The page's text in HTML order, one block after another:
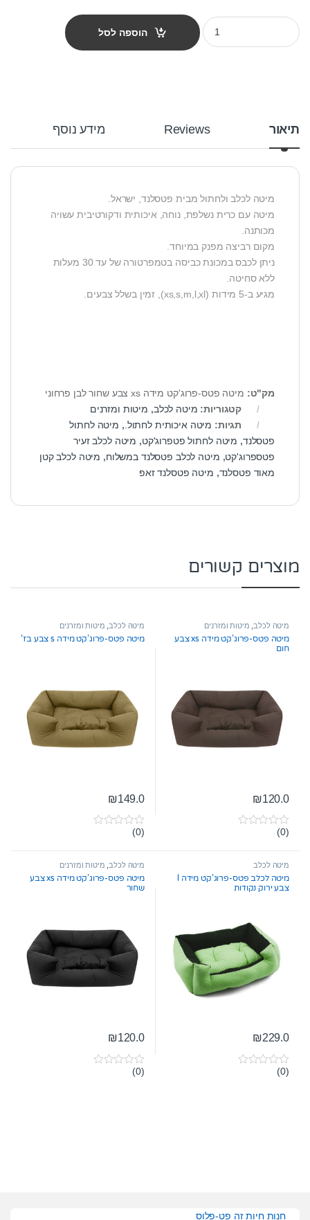
מיטה פטס-פרוג'קט מידה xs צבע שחור לבן פרחוני quantity
הוספה לסל
תיאור Reviews מידע נוסף
מיטה לכלב ולחתול מבית פטסלנד, ישראל.
מיטה עם כרית נשלפת, נוחה, איכותית ודקורטיבית עשויה
מכותנה.
מקום רביצה מפנק במיוחד.
ניתן לכבס במכונת כביסה בטמפרטורה של עד 30 מעלות
ללא סחיטה.
מגיע ב-5 מידות (xs,s,m,l,xl), זמין בשלל צבעים.
מק"ט: מיטה פטס-פרוג'קט מידה xs צבע שחור לבן פרחוני
קטגוריות: מיטה לכלב, מיטות ומזרנים
תגיות: מיטה איכותית לחתול., מיטה לחתול
פטסלנד, מיטה לחתול פטפרוג'קט, מיטה לכלב זעיר
פטספרוג'קט, מיטה לכלב פטסלנד במשלוח, מיטה לכלב קטן
מאוד פטסלנד, מיטה פטסלנד זאפ
מוצרים קשורים
מיטה לכלב, מיטות ומזרנים
מיטה פטס-פרוג’קט מידה xs צבע
חום
₪120.0
0
t
f
5
(0)
מיטה לכלב, מיטות ומזרנים
מיטה פטס-פרוג’קט מידה s צבע בז’
₪149.0
0
t
f
5
(0)
מיטה לכלב
מיטה לכלב פטס-פרוג’קט מידה l
צבע ירוק נקודות
₪229.0
0(0)
מיטה לכלב, מיטות ומזרנים
מיטה פטס-פרוג’קט מידה xs צבע
שחור
₪120.0
0(0)
חנות חיות זה פט-פלוס